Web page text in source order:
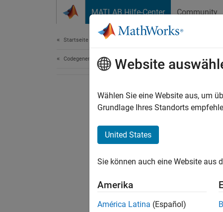
MATLAB Hilfe-Center Community
Startseite der Dokumentation
Codegenerierung Website
Wählen Sie eine Website aus, um
Grundlage Ihres Standorts
United States
Sie können auch eine Website aus
Amerika
América Latina (Español)